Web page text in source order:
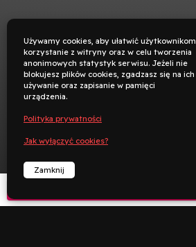
Używamy cookies, aby ułatwić użytkownikom
korzystanie z witryny oraz w celu tworzenia
anonimowych statystyk serwisu. Jeżeli nie
blokujesz plików cookies, zgadzasz się na ich
używanie oraz zapisanie w pamięci
urządzenia.
Polityka prywatności
Jak wyłączyć cookies?
Zamknij